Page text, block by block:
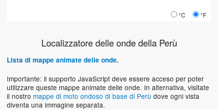
°C °F
Localizzatore delle onde della Perù
Lista di mappe animate delle onde.
Importante: il supporto JavaScript deve essere acceso per poter
utilizzare queste mappe animate delle onde. In alternativa, visitate
il nostro mappe di moto ondoso di base di Perù dove ogni vista
diventa una immagine separata.